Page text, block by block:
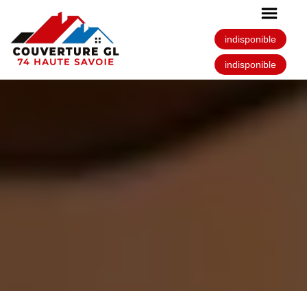
indisponible
indisponible